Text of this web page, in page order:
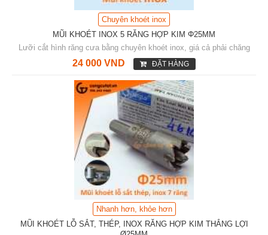
Chuyên khoét inox
MŨI KHOÉT INOX 5 RĂNG HỢP KIM Φ25MM
Lưỡi cắt hình răng cưa bằng chuyên khoét inox, giá cả phải chăng
24 000 VND ĐẶT HÀNG
Nhanh hơn, khỏe hơn
MŨI KHOÉT LỖ SẮT, THÉP, INOX RĂNG HỢP KIM THẮNG LỢI